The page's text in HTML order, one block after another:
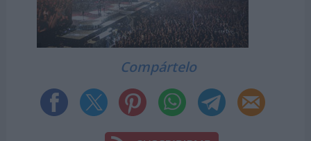
Compártelo